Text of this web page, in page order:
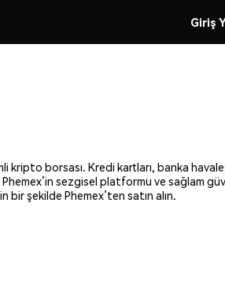
Giriş
borsası. Kredi kartları, banka
sezgisel platformu ve sağlam
şekilde Phemex’ten satın alın.